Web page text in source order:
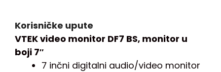
Korisničke upute
VTEK video monitor DF7 BS, monitor u
boji 7″
7 inčni digitalni audio/video monitor